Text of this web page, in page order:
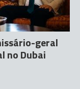
geral
no Dubai